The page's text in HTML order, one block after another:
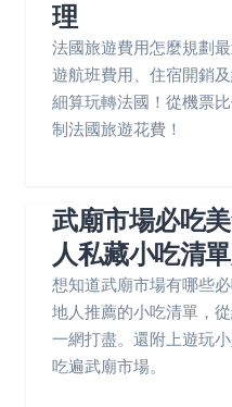
理
法國旅遊費用怎麼規劃
遊航班費用、住宿開銷
細算玩轉法國！從機票
制法國旅遊花費！
武廟市場必吃
人私藏小吃清
想知道武廟市場有哪些
地人推薦的小吃清單，
一網打盡。還附上遊玩
吃遍武廟市場。